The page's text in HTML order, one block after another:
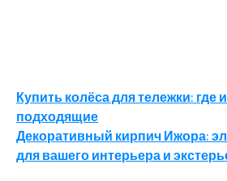
Навигация
по
записям
Купить колёса для тележки: где
подходящие
Декоративный кирпич Ижора:
для вашего интерьера и